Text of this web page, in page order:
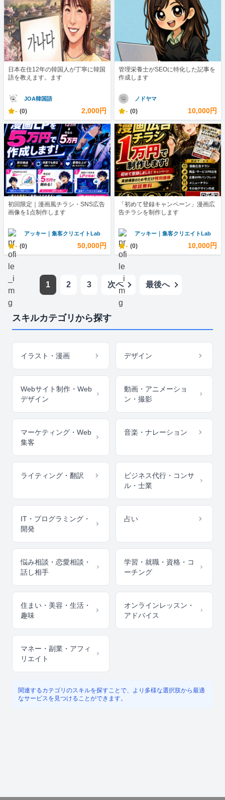
日本在住12年の韓国人が丁寧に韓国
語を教えます。ます
JOA韓国語
- (0) 2,000円
管理栄養士がSEOに特化した記事を
作成します
ノドヤマ
- (0) 10,000円
初回限定｜漫画風チラシ・SNS広告
画像を1点制作します
アッキー｜集客クリエイトLab
- (0) 50,000円
「初めて登録キャンペーン」漫画広
告チラシを制作します
アッキー｜集客クリエイトLab
- (0) 10,000円
1 2 3 次へ 最後へ
スキルカテゴリから探す
イラスト・漫画 デザイン
Webサイト制作・Web
デザイン
動画・アニメーショ
ン・撮影
マーケティング・Web
集客
音楽・ナレーション
ライティング・翻訳
ビジネス代行・コンサ
ル・士業
IT・プログラミング・
開発
占い
悩み相談・恋愛相談・
話し相手
学習・就職・資格・コ
ーチング
住まい・美容・生活・
趣味
オンラインレッスン・
アドバイス
マネー・副業・アフィ
リエイト
関連するカテゴリのスキルを探すことで、より多様な選択肢から最適
なサービスを見つけることができます。